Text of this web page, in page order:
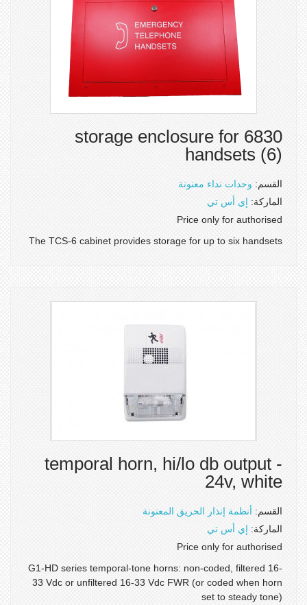
storage enclosure for 6830
handsets (6)
القسم: وحدات نداء معنونة
الماركة: إي أس تي
Price only for authorised
The TCS-6 cabinet provides storage for up to six handsets
temporal horn, hi/lo db output -
24v, white
القسم: أنظمة إنذار الحريق المعنونة
الماركة: إي أس تي
Price only for authorised
G1-HD series temporal-tone horns: non-coded, filtered 16-
33 Vdc or unfiltered 16-33 Vdc FWR (or coded when horn
set to steady tone)